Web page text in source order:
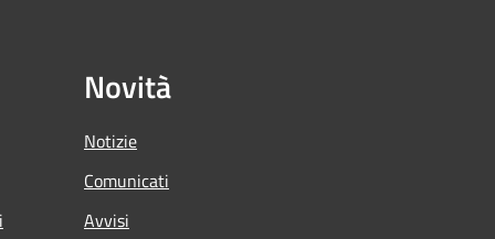
Novità
Notizie
Comunicati
Avvisi